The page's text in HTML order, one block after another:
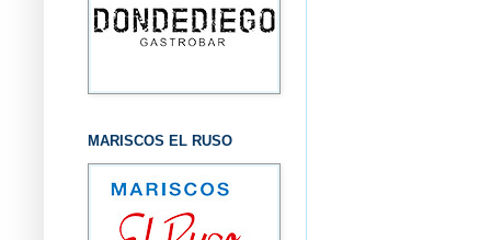
MARISCOS EL RUSO